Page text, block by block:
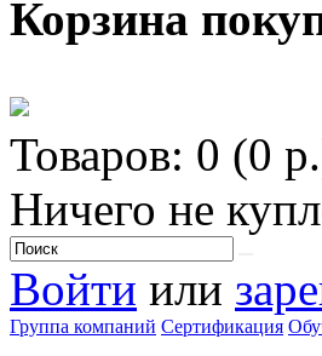
Корзина
Товаров: 0 (0
Ничего не
Войти или
Группа компаний Сертификация